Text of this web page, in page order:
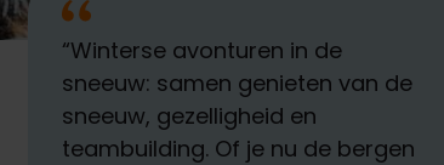
“Winterse avonturen in de
sneeuw: samen genieten van de
sneeuw, gezelligheid en
teambuilding. Of je nu de bergen